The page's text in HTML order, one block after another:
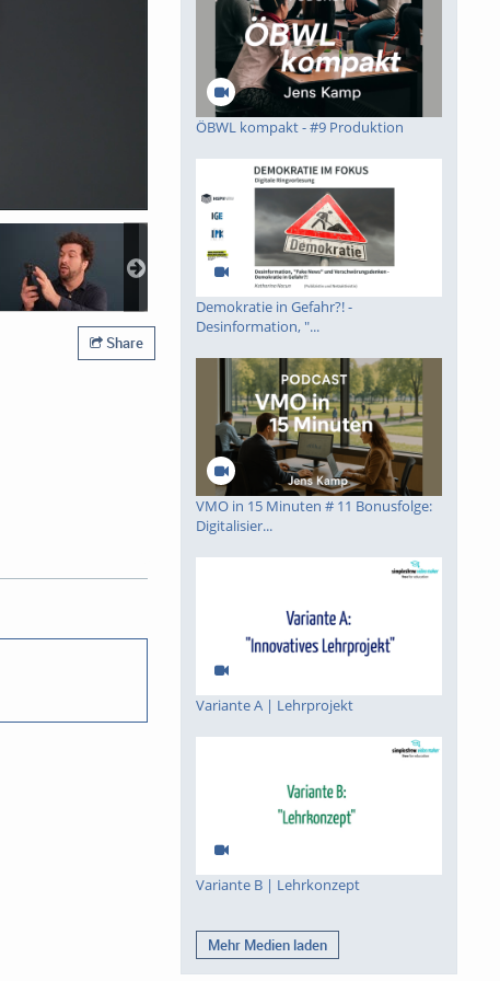
Share
ÖBWL kompakt - #9 Produktion
Demokratie in Gefahr?! -
Desinformation, "...
VMO in 15 Minuten # 11 Bonusfolge:
Digitalisier...
Variante A | Lehrprojekt
Variante B | Lehrkonzept
Mehr Medien laden